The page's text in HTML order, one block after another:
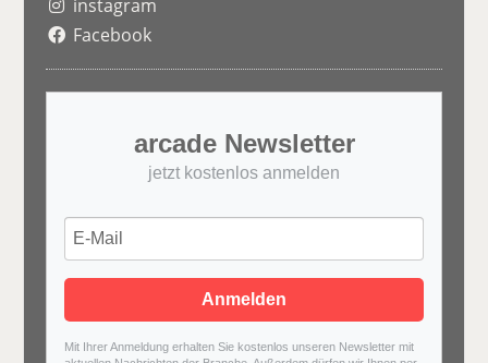
instagram
Facebook
arcade Newsletter
jetzt kostenlos anmelden
Anmelden
Mit Ihrer Anmeldung erhalten Sie kostenlos unseren Newsletter mit